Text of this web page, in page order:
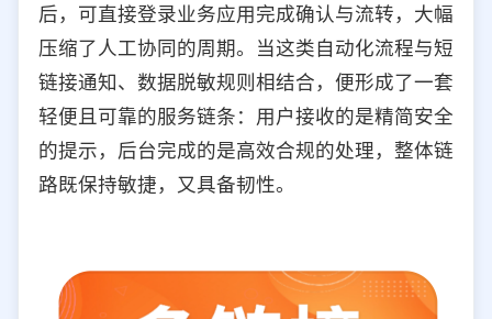
后，可直接登录业务应用完成确认与流转，大幅
压缩了人工协同的周期。当这类自动化流程与短
链接通知、数据脱敏规则相结合，便形成了一套
轻便且可靠的服务链条：用户接收的是精简安全
的提示，后台完成的是高效合规的处理，整体链
路既保持敏捷，又具备韧性。